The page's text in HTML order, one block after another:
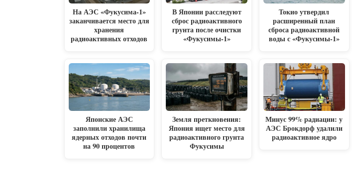
На АЭС «Фукусима-1»
заканчивается место для
хранения
радиоактивных отходов
Японские АЭС
заполнили хранилища
ядерных отходов почти
на 90 процентов
В Японии расследуют
сброс радиоактивного
грунта после очистки
«Фукусимы-1»
Земля преткновения:
Япония ищет место для
радиоактивного грунта
Фукусимы
Токио утвердил
расширенный план
сброса радиоактивной
воды с «Фукусимы-1»
Минус 99% радиации: у
АЭС Брокдорф удалили
радиоактивное ядро